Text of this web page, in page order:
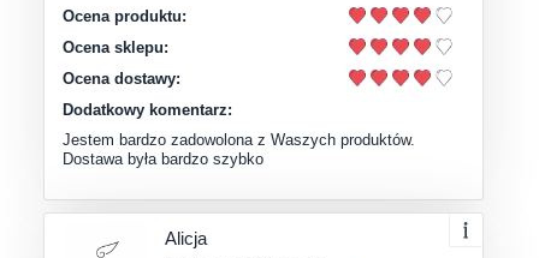
Ocena produktu:
Ocena sklepu:
Ocena dostawy:
Dodatkowy komentarz:
Jestem bardzo zadowolona z Waszych produktów.
Dostawa była bardzo szybko
Alicja